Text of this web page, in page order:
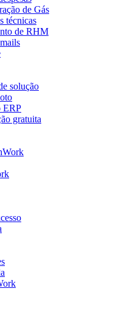
de Gás
técnicas
de RHM
solução
ERP
gratuita